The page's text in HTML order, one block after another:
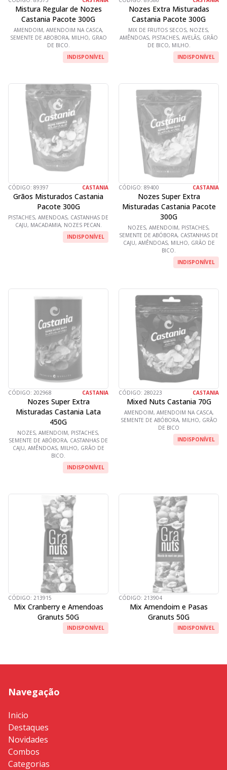
Mistura Regular de Nozes
Castania Pacote 300G
AMENDOIM, AMENDOIM NA CASCA,
SEMENTE DE ABOBORA, MILHO, GRAO
DE BICO.
INDISPONÍVEL
Nozes Extra Misturadas
Castania Pacote 300G
MIX DE FRUTOS SECOS, NOZES,
AMÊNDOAS, PISTACHES, AVELÃS, GRÃO
DE BICO, MILHO.
INDISPONÍVEL
CÓDIGO: 89397 CASTANIA
Grãos Misturados Castania
Pacote 300G
PISTACHES, AMENDOAS, CASTANHAS DE
CAJU, MACADAMIA, NOZES PECAN.
INDISPONÍVEL
CÓDIGO: 89400 CASTANIA
Nozes Super Extra
Misturadas Castania Pacote
300G
NOZES, AMENDOIM, PISTACHES,
SEMENTE DE ABÓBORA, CASTANHAS DE
CAJU, AMÊNDOAS, MILHO, GRÃO DE
BICO.
INDISPONÍVEL
CÓDIGO: 202968 CASTANIA
Nozes Super Extra
Misturadas Castania Lata
450G
NOZES, AMENDOIM, PISTACHES,
SEMENTE DE ABÓBORA, CASTANHAS DE
CAJU, AMÊNDOAS, MILHO, GRÃO DE
BICO.
INDISPONÍVEL
CÓDIGO: 280223 CASTANIA
Mixed Nuts Castania 70G
AMENDOIM, AMENDOIM NA CASCA,
SEMENTE DE ABÓBORA, MILHO, GRÃO
DE BICO
INDISPONÍVEL
CÓDIGO: 213915
Mix Cranberry e Amendoas
Granuts 50G
INDISPONÍVEL
CÓDIGO: 213904
Mix Amendoim e Pasas
Granuts 50G
INDISPONÍVEL
Navegação
Inicio
Destaques
Novidades
Combos
Categorias